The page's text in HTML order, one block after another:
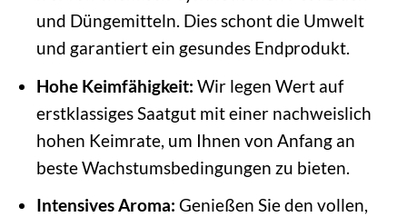
und Düngemitteln. Dies schont die Umwelt
und garantiert ein gesundes Endprodukt.
Hohe Keimfähigkeit: Wir legen Wert auf
erstklassiges Saatgut mit einer nachweislich
hohen Keimrate, um Ihnen von Anfang an
beste Wachstumsbedingungen zu bieten.
Intensives Aroma: Genießen Sie den vollen,